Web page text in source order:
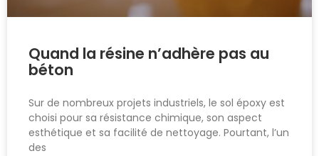
Quand la résine n’adhère pas au
béton
Sur de nombreux projets industriels, le sol époxy est
choisi pour sa résistance chimique, son aspect
esthétique et sa facilité de nettoyage. Pourtant, l’un
des